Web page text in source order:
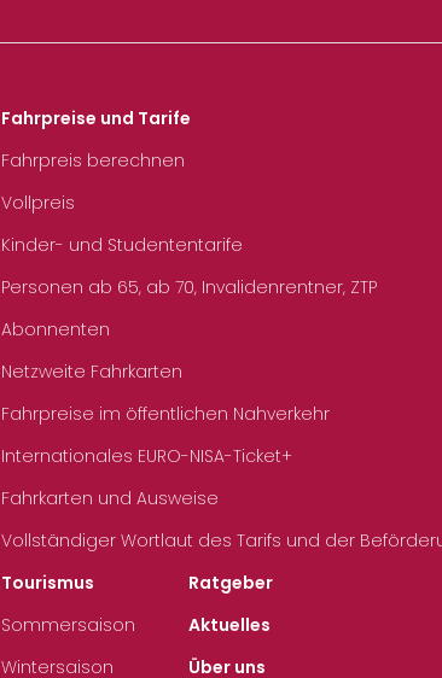
Fahrpreise und Tarife
Fahrpreis berechnen
Vollpreis
Kinder- und Studententarife
Personen ab 65, ab 70, Invalidenrentner, ZTP
Abonnenten
Netzweite Fahrkarten
Fahrpreise im öffentlichen Nahverkehr
Internationales EURO-NISA-Ticket+
Fahrkarten und Ausweise
Vollständiger Wortlaut des Tarifs und der
Tourismus
Sommersaison
Wintersaison
Ratgeber
Aktuelles
Über uns